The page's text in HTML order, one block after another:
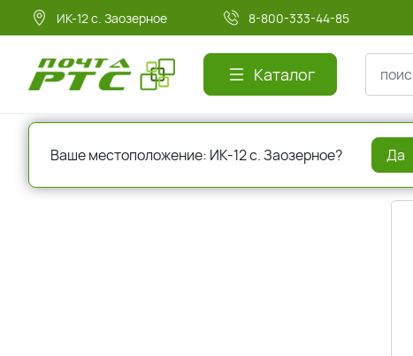
ИК-12 с. Заозерное 8-800-333-44-85
Каталог
Ваше местоположение: ИК-12 с. Заозерное? Да